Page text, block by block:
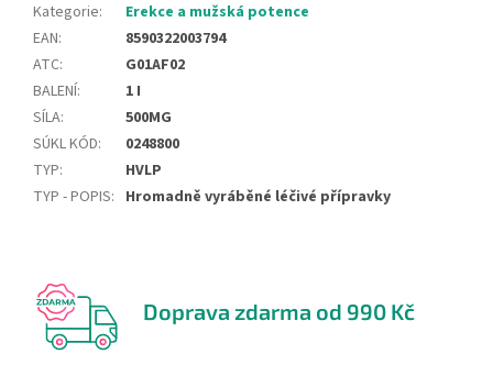
Kategorie:
Erekce a mužská potence
EAN:
8590322003794
ATC:
G01AF02
BALENÍ:
1 I
SÍLA:
500MG
SÚKL KÓD:
0248800
TYP:
HVLP
TYP - POPIS: Hromadně vyráběné léčivé přípravky
Doprava zdarma od 990 Kč